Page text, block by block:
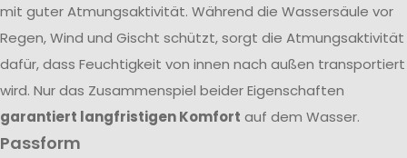
mit guter Atmungsaktivität. Während die Wassersäule vor
Regen, Wind und Gischt schützt, sorgt die Atmungsaktivität
dafür, dass Feuchtigkeit von innen nach außen transportiert
wird. Nur das Zusammenspiel beider Eigenschaften
garantiert langfristigen Komfort auf dem Wasser.
Passform